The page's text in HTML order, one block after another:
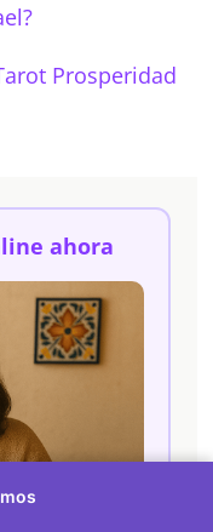
Prosperidad
ahora